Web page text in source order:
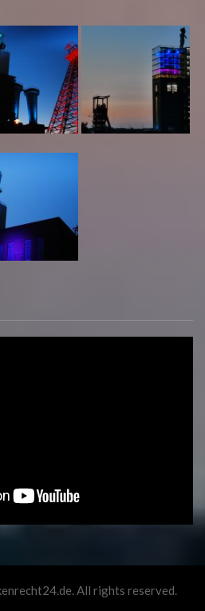
All rights reserved.